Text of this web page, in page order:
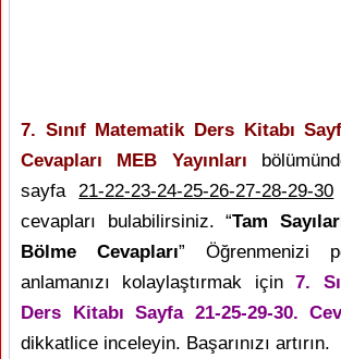
7. Sınıf Matematik Ders Kitabı
Cevapları MEB Yayınları
sayfa21-22-23-24-25-26-27-28-29-30
cevapları bulabilirsiniz. “Tam
Bölme Cevapları” Öğrenmenizi
anlamanızı kolaylaştırmak için7.
Ders Kitabı Sayfa 21-25-29-30.
dikkatlice inceleyin. Başarınızı artırın.